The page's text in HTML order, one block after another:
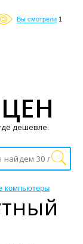
Вы смотрели 1
компьютеры
дешевле.